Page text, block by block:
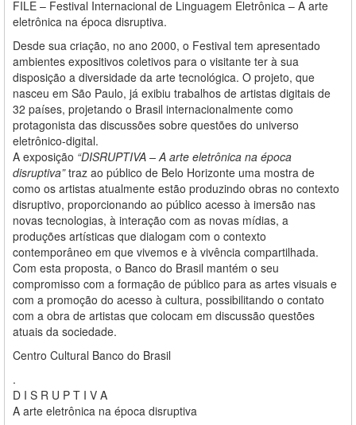
FILE – Festival Internacional de Linguagem Eletrônica – A arte
eletrônica na época disruptiva.
Desde sua criação, no ano 2000, o Festival tem apresentado
ambientes expositivos coletivos para o visitante ter à sua
disposição a diversidade da arte tecnológica. O projeto, que
nasceu em São Paulo, já exibiu trabalhos de artistas digitais de
32 países, projetando o Brasil internacionalmente como
protagonista das discussões sobre questões do universo
eletrônico-digital.
A exposição “DISRUPTIVA – A arte eletrônica na época
disruptiva”traz ao público de Belo Horizonte uma mostra de
como os artistas atualmente estão produzindo obras no contexto
disruptivo, proporcionando ao público acesso à imersão nas
novas tecnologias, à interação com as novas mídias, a
produções artísticas que dialogam com o contexto
contemporâneo em que vivemos e à vivência compartilhada.
Com esta proposta, o Banco do Brasil mantém o seu
compromisso com a formação de público para as artes visuais e
com a promoção do acesso à cultura, possibilitando o contato
com a obra de artistas que colocam em discussão questões
atuais da sociedade.
Centro Cultural Banco do Brasil
.
D I S R U P T I V A
A arte eletrônica na época disruptiva